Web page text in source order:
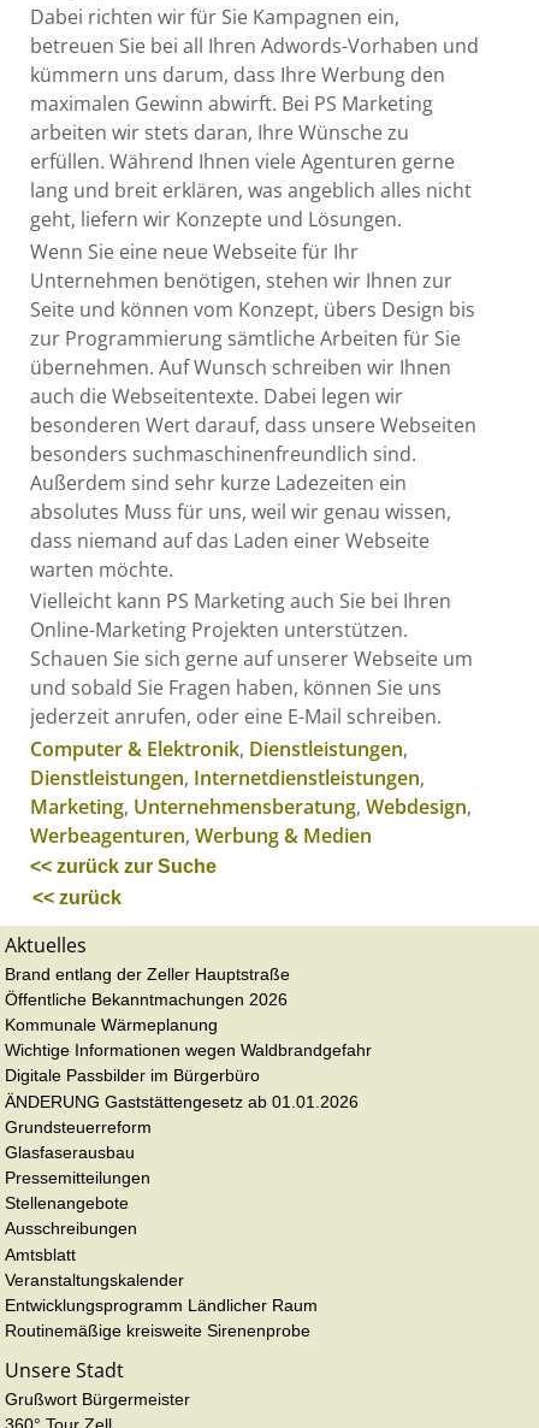
Dabei richten wir für Sie Kampagnen ein,
betreuen Sie bei all Ihren Adwords-Vorhaben und
kümmern uns darum, dass Ihre Werbung den
maximalen Gewinn abwirft. Bei PS Marketing
arbeiten wir stets daran, Ihre Wünsche zu
erfüllen. Während Ihnen viele Agenturen gerne
lang und breit erklären, was angeblich alles nicht
geht, liefern wir Konzepte und Lösungen.
Wenn Sie eine neue Webseite für Ihr
Unternehmen benötigen, stehen wir Ihnen zur
Seite und können vom Konzept, übers Design bis
zur Programmierung sämtliche Arbeiten für Sie
übernehmen. Auf Wunsch schreiben wir Ihnen
auch die Webseitentexte. Dabei legen wir
besonderen Wert darauf, dass unsere Webseiten
besonders suchmaschinenfreundlich sind.
Außerdem sind sehr kurze Ladezeiten ein
absolutes Muss für uns, weil wir genau wissen,
dass niemand auf das Laden einer Webseite
warten möchte.
Vielleicht kann PS Marketing auch Sie bei Ihren
Online-Marketing Projekten unterstützen.
Schauen Sie sich gerne auf unserer Webseite um
und sobald Sie Fragen haben, können Sie uns
jederzeit anrufen, oder eine E-Mail schreiben.
Computer & Elektronik, Dienstleistungen,
Dienstleistungen, Internetdienstleistungen,
Marketing, Unternehmensberatung, Webdesign,
Werbeagenturen, Werbung & Medien
<< zurück zur Suche
<< zurück
Aktuelles
Brand entlang der Zeller Hauptstraße
Öffentliche Bekanntmachungen 2026
Kommunale Wärmeplanung
Wichtige Informationen wegen Waldbrandgefahr
Digitale Passbilder im Bürgerbüro
ÄNDERUNG Gaststättengesetz ab 01.01.2026
Grundsteuerreform
Glasfaserausbau
Pressemitteilungen
Stellenangebote
Ausschreibungen
Amtsblatt
Veranstaltungskalender
Entwicklungsprogramm Ländlicher Raum
Routinemäßige kreisweite Sirenenprobe
Unsere Stadt
Grußwort Bürgermeister